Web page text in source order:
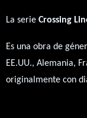
La serie Crossing
Es una obra de
EE.UU., Alemania,
originalmente con